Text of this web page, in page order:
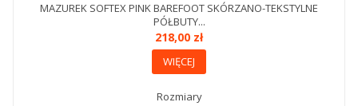
MAZUREK SOFTEX PINK BAREFOOT SKÓRZANO-TEKSTYLNE
PÓŁBUTY...
218,00 zł
WIĘCEJ
Rozmiary